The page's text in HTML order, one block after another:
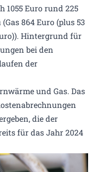
Euro rund 225
864 Euro (plus 53
Hintergrund für
bei den
der
und Gas. Das
die der
für das Jahr 2024